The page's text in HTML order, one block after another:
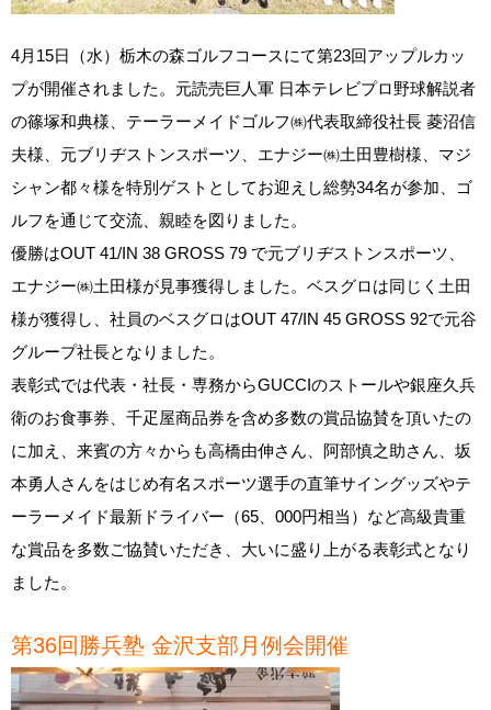
4月15日（水）栃木の森ゴルフコースにて第23回アップルカッ
プが開催されました。元読売巨人軍 日本テレビプロ野球解説者
の篠塚和典様、テーラーメイドゴルフ㈱代表取締役社長 菱沼信
夫様、元ブリヂストンスポーツ、エナジー㈱土田豊樹様、マジ
シャン都々様を特別ゲストとしてお迎えし総勢34名が参加、ゴ
ルフを通じて交流、親睦を図りました。
優勝はOUT 41/IN 38 GROSS 79 で元ブリヂストンスポーツ、
エナジー㈱土田様が見事獲得しました。ベスグロは同じく土田
様が獲得し、社員のベスグロはOUT 47/IN 45 GROSS 92で元谷
グループ社長となりました。
表彰式では代表・社長・専務からGUCCIのストールや銀座久兵
衛のお食事券、千疋屋商品券を含め多数の賞品協賛を頂いたの
に加え、来賓の方々からも高橋由伸さん、阿部慎之助さん、坂
本勇人さんをはじめ有名スポーツ選手の直筆サイングッズやテ
ーラーメイド最新ドライバー（65、000円相当）など高級貴重
な賞品を多数ご協賛いただき、大いに盛り上がる表彰式となり
ました。
第36回勝兵塾 金沢支部月例会開催